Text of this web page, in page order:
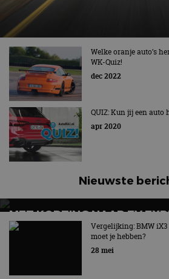
Welke oranje auto’s
WK-Quiz!
dec 2022
QUIZ: Kun jij een auto
apr 2020
Nieuwste
MET KORTING NAAR EV
AUTORAI REGELT HET!
EV Experience 2026 van 24 tot 26
Vergelijking: BMW
moet je hebben?
28 mei